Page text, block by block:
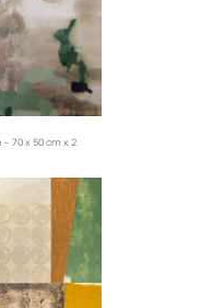
70 x 50 cm x 2